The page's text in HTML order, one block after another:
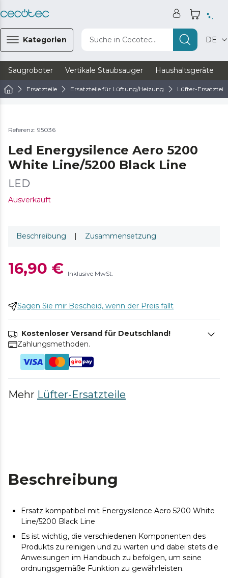
Kategorien Suche in Cecotec... DE
Saugroboter Vertikale Staubsauger Haushaltsgeräte
Ersatzteile Ersatzteile für Lüftung/Heizung Lüfter-Ersatzteile
Referenz: 95036
Led Energysilence Aero 5200
White Line/5200 Black Line
LED
Ausverkauft
Beschreibung | Zusammensetzung
16,90 € Inklusive MwSt.
Sagen Sie mir Bescheid, wenn der Preis fällt
Kostenloser Versand für Deutschland!
Zahlungsmethoden.
Mehr Lüfter-Ersatzteile
Beschreibung
Ersatz kompatibel mit Energysilence Aero 5200 White
Line/5200 Black Line
Es ist wichtig, die verschiedenen Komponenten des
Produkts zu reinigen und zu warten und dabei stets die
Anweisungen im Handbuch zu befolgen, um seine
ordnungsgemäße Funktion zu gewährleisten.